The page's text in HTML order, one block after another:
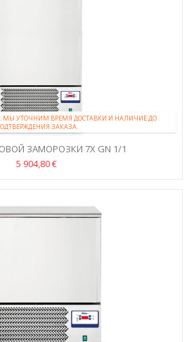
МЫ УТОЧНИМ ВРЕМЯ ДОСТАВКИ И НАЛИЧИЕ ДО
ЗАКАЗА.
ЗАМОРОЗКИ 7X GN 1/1
5 904,80 €